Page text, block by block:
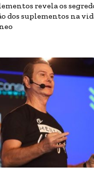
revela os
dos suplementos na